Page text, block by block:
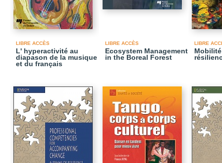
LIBRE ACCÈS
L' hyperactivité au
diapason de la musique
et du français
LIBRE ACCÈS
Ecosystem Management
in the Boreal Forest
LIBRE